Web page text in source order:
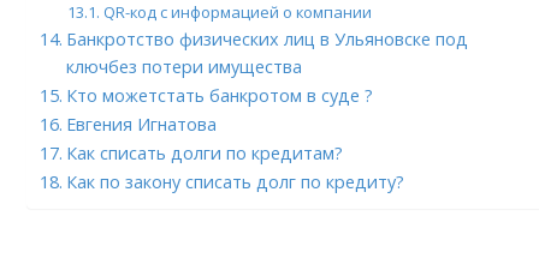
QR-код с информацией о компании
Банкротство физических лиц в Ульяновске под
ключбез потери имущества
Кто можетстать банкротом в суде ?
Евгения Игнатова
Как списать долги по кредитам?
Как по закону списать долг по кредиту?